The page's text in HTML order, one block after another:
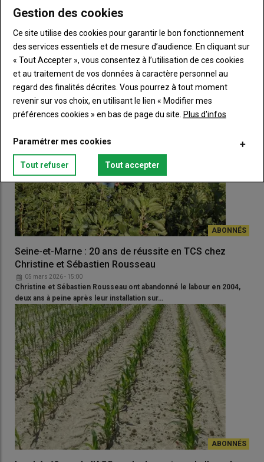
« Sur notre exploitation en ACS dans le Gard, la
luzerne a supplanté le riz »
05 mars 2026 - 15:00
Sandrine Gallon et Alain Coudrillier ont abandonné la culture du riz,
pourtant emblématique de la Camargue,…
Seine-et-Marne : 20 ans de réussite en TCS chez
Christine et Sébastien Rousseau
05 mars 2026 - 15:00
Christine et Sébastien Rousseau ont abandonné le labour en 2004,
deux ans à peine après leur installation sur…
Gestion des cookies
Ce site utilise des cookies pour garantir le bon fonctionnement
des services essentiels et de mesure d’audience. En cliquant sur
« Tout Accepter », vous consentez à l’utilisation de ces cookies
et au traitement de vos données à caractère personnel au
regard des finalités décrites. Vous pourrez à tout moment
revenir sur vos choix, en utilisant le lien « Modifier mes
préférences cookies » en bas de page du site. Plus d'infos
Paramétrer mes cookies
Tout refuser Tout accepter